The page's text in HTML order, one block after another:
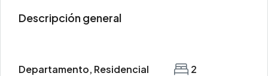
Descripción general
Departamento, Residencial 2